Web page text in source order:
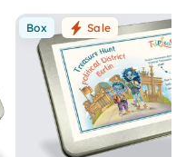
Box Sale